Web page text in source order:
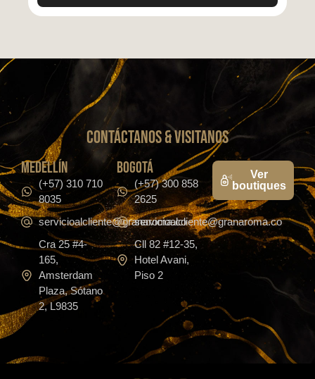
CONTáCTanos & VISITANOS
medellín
(+57) 310 710
8035
servicioalcliente@granaroma.co
Cra 25 #4-
165,
Amsterdam
Plaza, Sótano
2, L9835
bogotá
(+57) 300 858
2625
servicioalcliente@granaroma.co
Cll 82 #12-35,
Hotel Avani,
Piso 2
Ver
boutiques